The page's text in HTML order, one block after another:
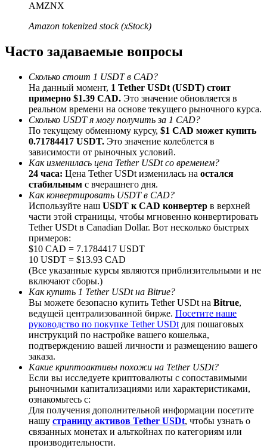
Реферал
Пригласите друга, чтобы получить денежные
вознаграждения
BTC Welcome Rewards
BTC Welcome Rewards
Deposit & Trade BTC to Share 25000 USDT prize pool!
AMZNX
Amazon tokenized stock (xStock)
Часто задаваемые вопросы
Сколько стоит 1 USDT в CAD?
На данный момент, 1 Tether USDt (USDT) стоит
примерно $1.39 CAD. Это значение обновляется в
реальном времени на основе текущего рыночного курса.
Сколько USDT я могу получить за 1 CAD?
По текущему обменному курсу, $1 CAD может купить
0.71784417 USDT. Это значение колеблется в
зависимости от рыночных условий.
Как изменилась цена Tether USDt со временем?
24 часа: Цена Tether USDt изменилась на остался
стабильным с вчерашнего дня.
Как конвертировать USDT в CAD?
Используйте наш USDT к CAD конвертер в верхней
части этой страницы, чтобы мгновенно конвертировать
Tether USDt в Canadian Dollar. Вот несколько быстрых
примеров:
$10 CAD = 7.1784417 USDT
10 USDT = $13.93 CAD
(Все указанные курсы являются приблизительными и не
включают сборы.)
Как купить 1 Tether USDt на Bitrue?
Вы можете безопасно купить Tether USDt на Bitrue,
ведущей централизованной бирже. Посетите наше
руководство по покупке Tether USDt для пошаговых
инструкций по настройке вашего кошелька,
подтверждению вашей личности и размещению вашего
заказа.
Какие криптоактивы похожи на Tether USDt?
Если вы исследуете криптовалюты с сопоставимыми
рыночными капитализациями или характеристиками,
ознакомьтесь с:
Для получения дополнительной информации посетите
нашу страницу активов Tether USDt, чтобы узнать о
связанных монетах и альткойнах по категориям или
производительности.